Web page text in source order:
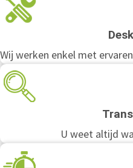
Wij werken enkel met
U weet altijd